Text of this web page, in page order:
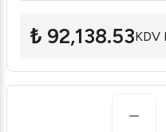
₺ 92,138.53KDV